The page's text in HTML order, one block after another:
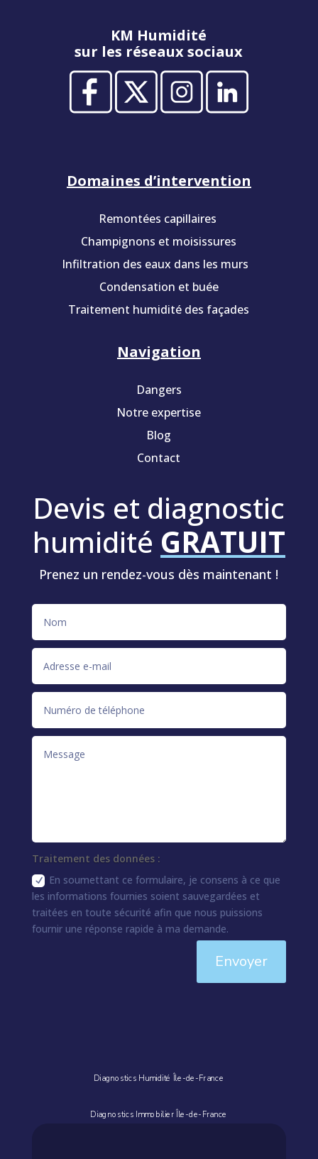
KM Humidité
sur les réseaux sociaux
Domaines d’intervention
Remontées capillaires
Champignons et moisissures
Infiltration des eaux dans les murs
Condensation et buée
Traitement humidité des façades
Navigation
Dangers
Notre expertise
Blog
Contact
Devis et diagnostic
humidité GRATUIT
Prenez un rendez-vous dès maintenant !
Traitement des données :
En soumettant ce formulaire, je consens à ce que
les informations fournies soient sauvegardées et
traitées en toute sécurité afin que nous puissions
fournir une réponse rapide à ma demande.
Envoyer
Diagnostics Humidité Île-de-France
Diagnostics Immobilier Île-de-France